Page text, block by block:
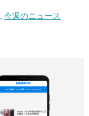
,今週のニュース